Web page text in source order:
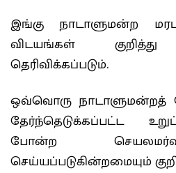
இங்கு நாடாளுமன்ற
விடயங்கள் குறித்து
தெரிவிக்கப்படும்.
ஒவ்வொரு நாடாளுமன்றத்
தேர்ந்தெடுக்கப்பட்ட
போன்ற
செய்யப்படுகின்றமையும்